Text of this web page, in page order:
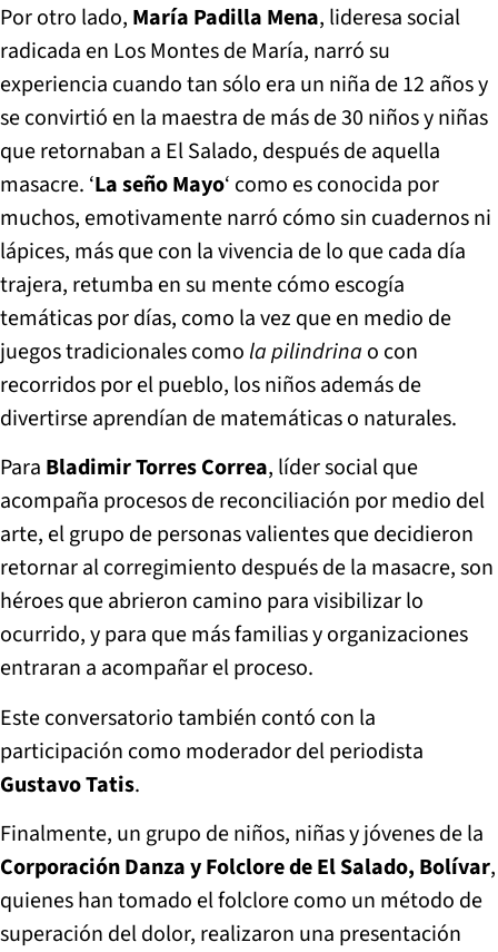
Por otro lado, María Padilla Mena, lideresa social
radicada en Los Montes de María, narró su
experiencia cuando tan sólo era un niña de 12 años y
se convirtió en la maestra de más de 30 niños y niñas
que retornaban a El Salado, después de aquella
masacre. ‘La seño Mayo‘ como es conocida por
muchos, emotivamente narró cómo sin cuadernos ni
lápices, más que con la vivencia de lo que cada día
trajera, retumba en su mente cómo escogía
temáticas por días, como la vez que en medio de
juegos tradicionales como la pilindrina o con
recorridos por el pueblo, los niños además de
divertirse aprendían de matemáticas o naturales.
Para Bladimir Torres Correa, líder social que
acompaña procesos de reconciliación por medio del
arte, el grupo de personas valientes que decidieron
retornar al corregimiento después de la masacre, son
héroes que abrieron camino para visibilizar lo
ocurrido, y para que más familias y organizaciones
entraran a acompañar el proceso.
Este conversatorio también contó con la
participación como moderador del periodista
Gustavo Tatis.
Finalmente, un grupo de niños, niñas y jóvenes de la
Corporación Danza y Folclore de El Salado, Bolívar,
quienes han tomado el folclore como un método de
superación del dolor, realizaron una presentación